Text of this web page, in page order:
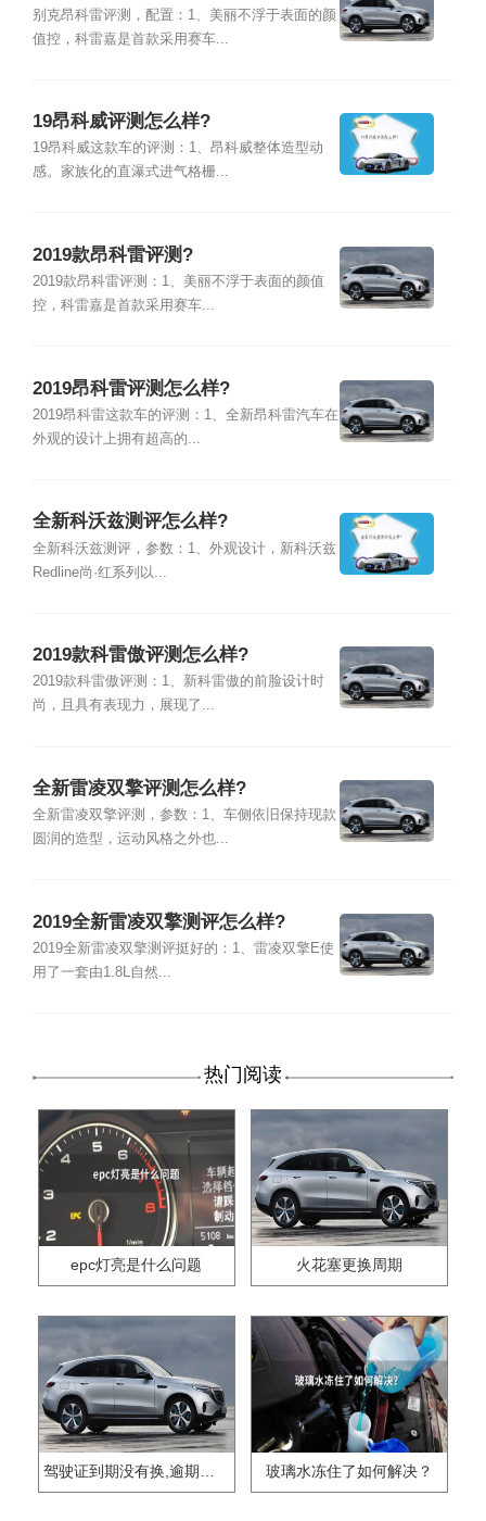
别克昂科雷评测，配置：1、美丽不浮于表面的颜
值控，科雷嘉是首款采用赛车...
19昂科威评测怎么样?
19昂科威这款车的评测：1、昂科威整体造型动
感。家族化的直瀑式进气格栅...
2019款昂科雷评测?
2019款昂科雷评测：1、美丽不浮于表面的颜值
控，科雷嘉是首款采用赛车...
2019昂科雷评测怎么样?
2019昂科雷这款车的评测：1、全新昂科雷汽车在
外观的设计上拥有超高的...
全新科沃兹测评怎么样?
全新科沃兹测评，参数：1、外观设计，新科沃兹
Redline尚·红系列以...
2019款科雷傲评测怎么样?
2019款科雷傲评测：1、新科雷傲的前脸设计时
尚，且具有表现力，展现了...
全新雷凌双擎评测怎么样?
全新雷凌双擎评测，参数：1、车侧依旧保持现款
圆润的造型，运动风格之外也...
2019全新雷凌双擎测评怎么样?
2019全新雷凌双擎测评挺好的：1、雷凌双擎E使
用了一套由1.8L自然...
热门阅读
epc灯亮是什么问题 火花塞更换周期
驾驶证到期没有换,逾期怎么办?? 玻璃水冻住了如何解决？